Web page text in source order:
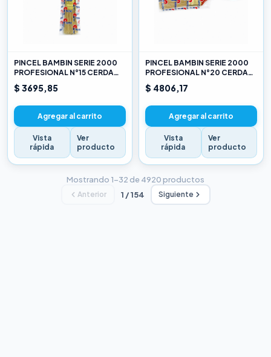
PINCEL BAMBIN SERIE 2000
PROFESIONAL N°15 CERDA
CHINA BLANCA
$ 3695,85
Agregar al carrito
Vista
rápida
Ver
producto
PINCEL BAMBIN SERIE 2000
PROFESIONAL N°20 CERDA
CHINA BLANCA
$ 4806,17
Agregar al carrito
Vista
rápida
Ver
producto
Mostrando 1–32 de 4920 productos
Anterior 1 / 154 Siguiente